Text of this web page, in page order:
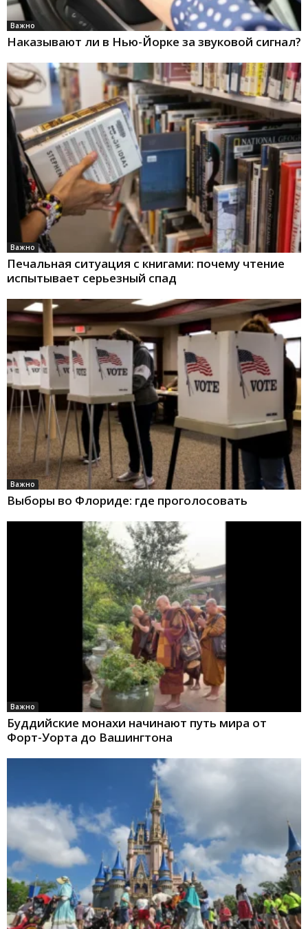
Важно
Наказывают ли в Нью-Йорке за звуковой сигнал?
Важно
Печальная ситуация с книгами: почему чтение
испытывает серьезный спад
Важно
Выборы во Флориде: где проголосовать
Важно
Буддийские монахи начинают путь мира от
Форт-Уорта до Вашингтона